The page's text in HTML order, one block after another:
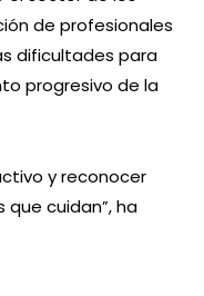
de profesionales
dificultades para
progresivo de la
y reconocer
cuidan”, ha